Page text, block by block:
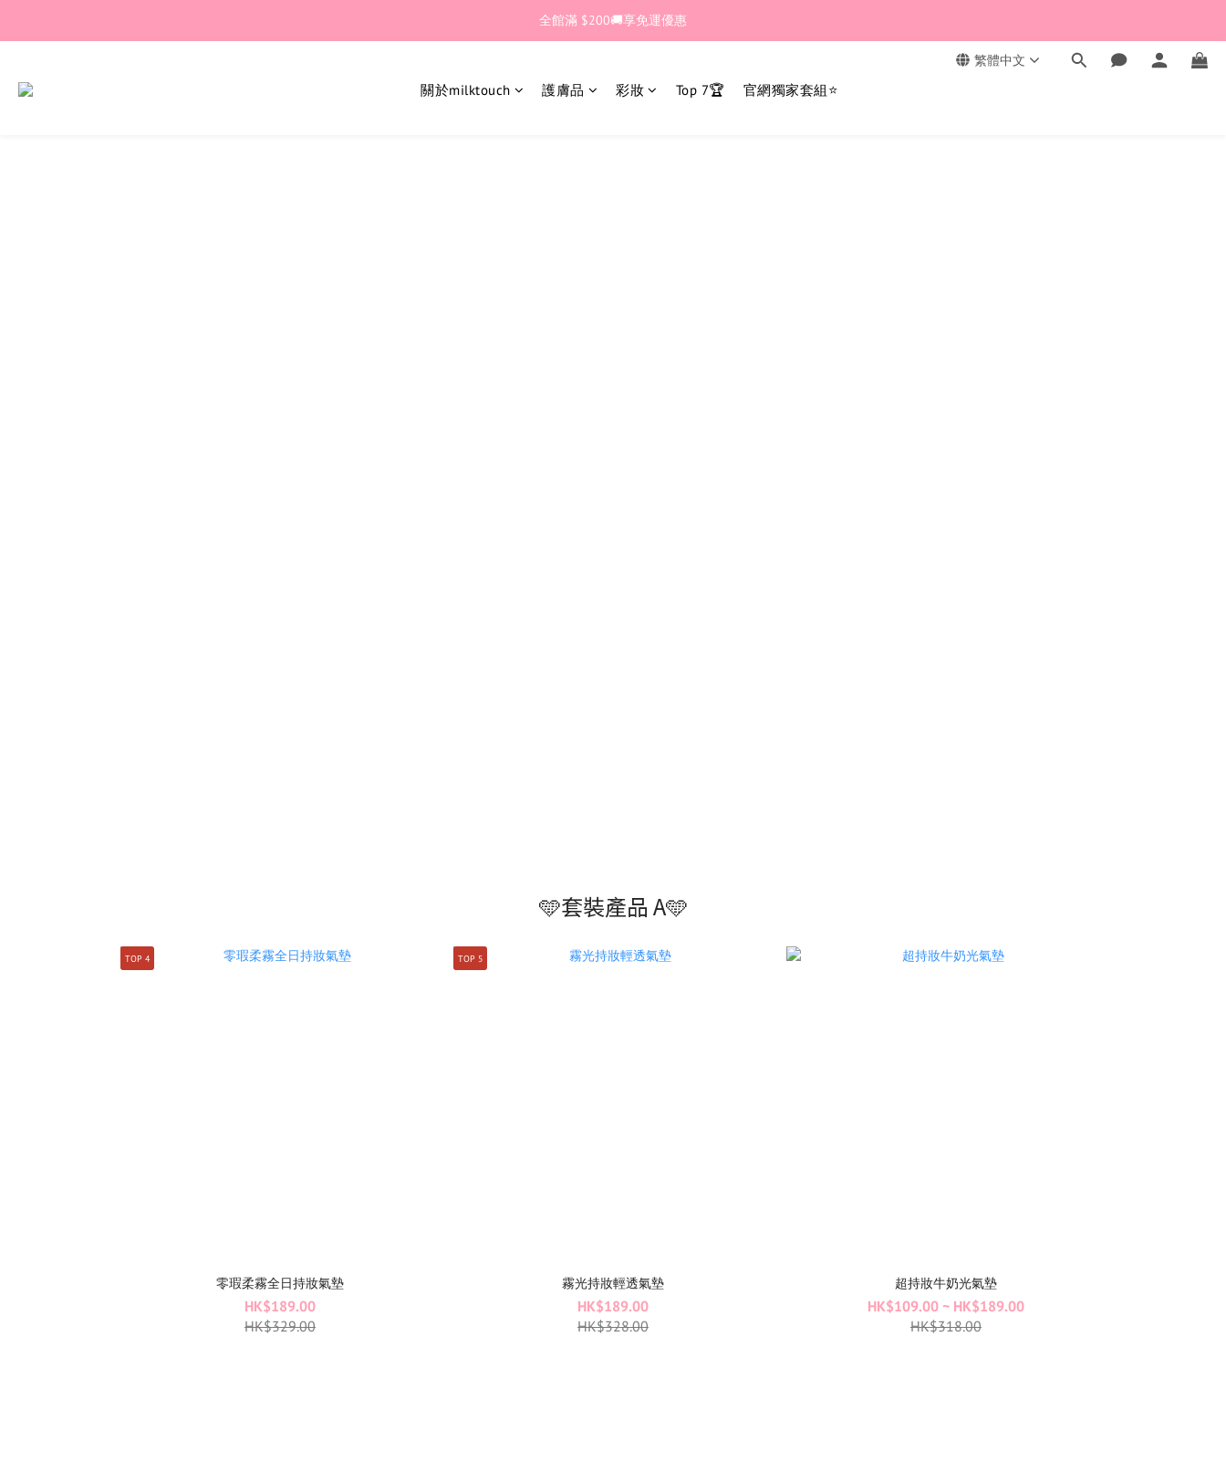
🎊加入官網會員 即獲$30購物金💰
全館滿 $200🚚享免運優惠
繁體中文
關於milktouch 護膚品 彩妝 Top 7🏆 官網獨家套組⭐
🩵套裝產品 A🩵
TOP 4
零瑕柔霧全日持妝氣墊
HK$189.00
HK$329.00
TOP 5
霧光持妝輕透氣墊
HK$189.00
HK$328.00
超持妝牛奶光氣墊
HK$109.00 ~ HK$189.00
HK$318.00